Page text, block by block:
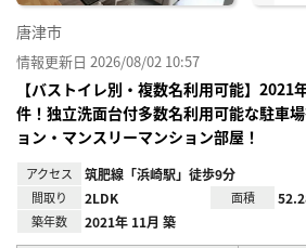
唐津市
情報更新日 2026/08/02 10:57
【バストイレ別・複数名利用可能】2021
件！独立洗面台付多数名利用可能な駐車
ョン・マンスリーマンション部屋！
アクセス 筑肥線「浜崎駅」徒歩9分
間取り 2LDK 面積
築年数 2021年 11月 築